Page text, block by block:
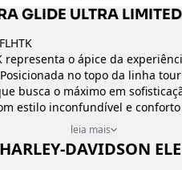
Partida:
Chassis:
Capacidade
Ajuste da
GLIDE ULTRA
representa o ápice da
no topo da linha
busca o máximo em
estilo inconfundível e
Glide Ultra Limited
leia mais
DAVIDSON